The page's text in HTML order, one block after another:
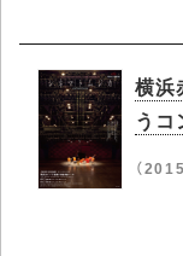
横浜
うコ
（